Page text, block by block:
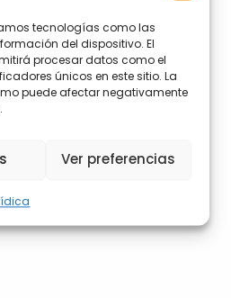
tecnologías como las
del dispositivo. El
procesar datos como el
únicos en este sitio. La
puede afectar negativamente
Ver preferencias